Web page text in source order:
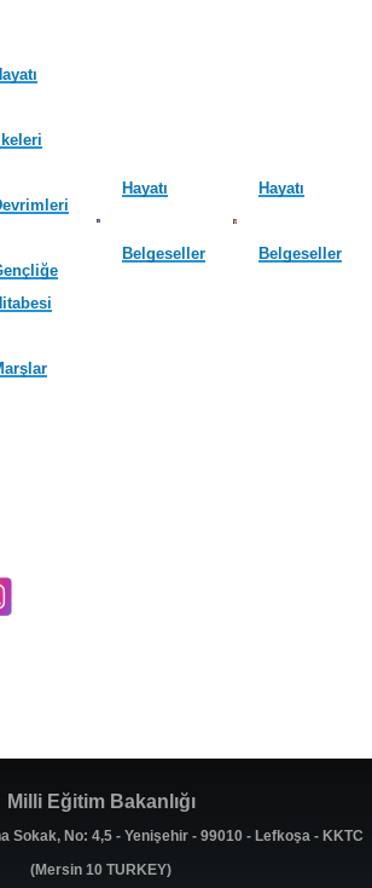
İlkeleri
Hayatı
Belgeseller
Hayatı
Belgeseller
Milli Eğitim Bakanlığı
Sokak, No: 4,5 - Yenişehir - 99010 - Lefkoşa - KKTC
(Mersin 10 TURKEY)